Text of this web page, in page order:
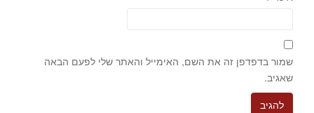
שמור בדפדפן זה את השם, האימייל והאתר שלי לפעם הבאה
שאגיב.